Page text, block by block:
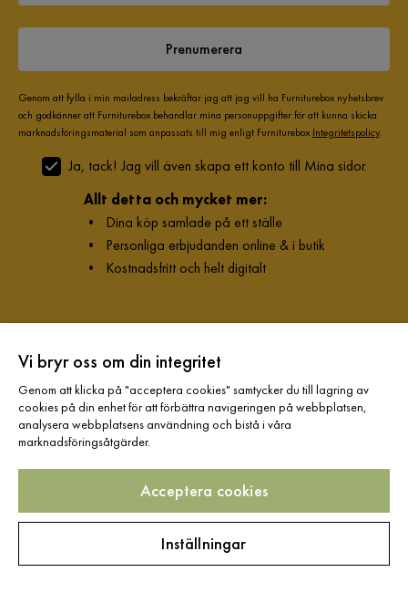
Prenumerera
Genom att fylla i min mailadress bekräftar jag att jag vill ha Furniturebox nyhetsbrev
och godkänner att Furniturebox behandlar mina personuppgifter för att kunna skicka
marknadsföringsmaterial som anpassats till mig enligt Furniturebox Integritetspolicy.
Ja, tack! Jag vill även skapa ett konto till Mina sidor.
Allt detta och mycket mer:
• Dina köp samlade på ett ställe
• Personliga erbjudanden online & i butik
• Kostnadsfritt och helt digitalt
Hjälp & kontakt
Information
Varumärken
Vi bryr oss om din integritet
Genom att klicka på "acceptera cookies" samtycker du till lagring av
cookies på din enhet för att förbättra navigeringen på webbplatsen,
analysera webbplatsens användning och bistå i våra
marknadsföringsåtgärder.
Acceptera cookies
Inställningar